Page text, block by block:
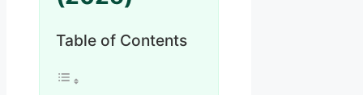
Table of Contents